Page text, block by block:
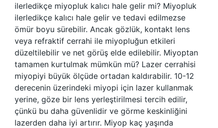
ilerledikçe miyopluk kalıcı hale gelir mi? Miyopluk
ilerledikçe kalıcı hale gelir ve tedavi edilmezse
ömür boyu sürebilir. Ancak gözlük, kontakt lens
veya refraktif cerrahi ile miyopluğun etkileri
düzeltilebilir ve net görüş elde edilebilir. Miyoptan
tamamen kurtulmak mümkün mü? Lazer cerrahisi
miyopiyi büyük ölçüde ortadan kaldırabilir. 10-12
derecenin üzerindeki miyopi için lazer kullanmak
yerine, göze bir lens yerleştirilmesi tercih edilir,
çünkü bu daha güvenlidir ve görme keskinliğini
lazerden daha iyi artırır. Miyop kaç yaşında